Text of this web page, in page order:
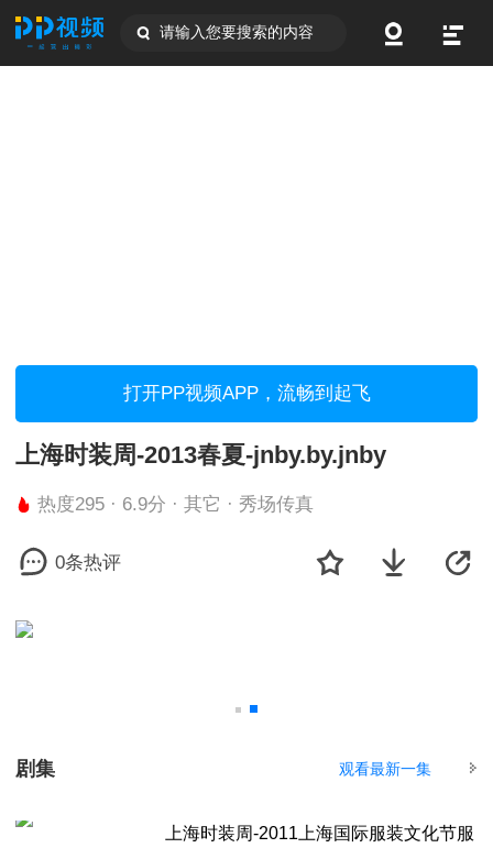
请输入您要搜索的内容
打开PP视频APP，流畅到起飞
上海时装周-2013春夏-jnby.by.jnby
热度295 · 6.9分 · 其它 · 秀场传真
0条热评
剧集 观看最新一集
上海时装周-2011上海国际服装文化节服